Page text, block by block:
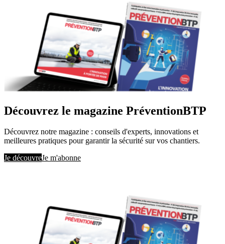
Découvrez le magazine PréventionBTP
Découvrez notre magazine : conseils d'experts, innovations et
meilleures pratiques pour garantir la sécurité sur vos chantiers.
Je découvreJe m'abonne